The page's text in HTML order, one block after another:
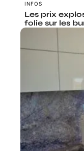
INFOS
Les prix
folie sur les